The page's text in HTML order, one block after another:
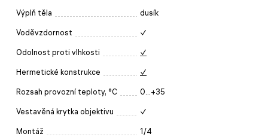
Výplň těla dusík
Voděvzdornost ✓
Odolnost proti vlhkosti ✓
Hermetické konstrukce ✓
Rozsah provozní teploty, °C 0...+35
Vestavěná krytka objektivu ✓
Montáž 1/4